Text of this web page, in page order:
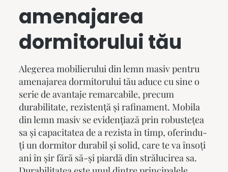
amenajarea
dormitorului tău
Alegerea mobilierului din lemn masiv pentru
amenajarea dormitorului tău aduce cu sine o
serie de avantaje remarcabile, precum
durabilitate, rezistență și rafinament. Mobila
din lemn masivse evidențiază prin robustețea
sa și capacitatea de a rezista în timp, oferindu-
ți un dormitor durabil și solid, care te va însoți
ani în șir fără să-și piardă din strălucirea sa.